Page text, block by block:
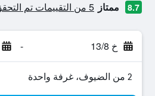
8.7 ممتاز 5 من التقييمات تم التحقق منها
خ 13/8 -
2 من الضيوف، غرفة واحدة